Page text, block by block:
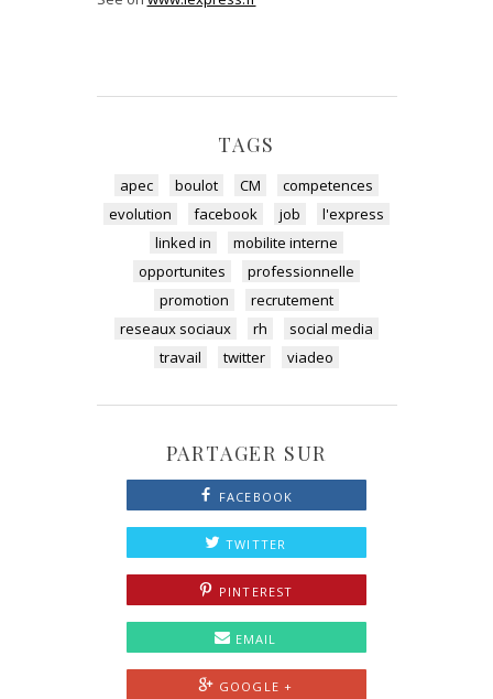
TAGS
apec boulot CM
competences
evolution
facebook job
l'express
linked in
mobilite interne
opportunites
professionnelle
promotion
recrutement
reseaux sociaux
rh
social media
travail
twitter viadeo
PARTAGER SUR
FACEBOOK
TWITTER
PINTEREST
EMAIL
GOOGLE +